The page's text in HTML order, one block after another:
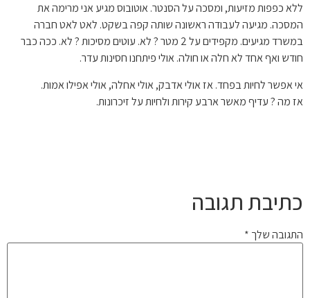
ללא כפפות מזיעות, ומסכה על הסנטר. אוטובוס מגיע אני מרימה את
המסכה. מגיעה לעבודה ראשונה שותה קפה בשקט. לאט לאט חברה
במשרד מגיעים. מקפידים על 2 מטר ? לא. עוטים מסיכות ? לא. ככה כבר
חודש ואף אחד לא חלה או חולה. אולי פיתחנו חסינות עדר.
אי אפשר לחיות בפחד. אז אולי אדבק, אולי אחלה, אולי אפילו אמות.
אז מה ? עדיף מאשר ארבע קירות ולחיות על זיכרונות.
כתיבת תגובה
התגובה שלך *